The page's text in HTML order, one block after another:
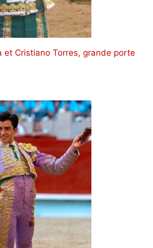
et Cristiano Torres, grande porte